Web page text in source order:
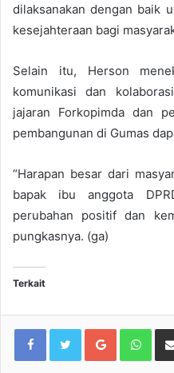
dilaksanakan dengan baik
kesejahteraan bagi
Selain itu, Herson
komunikasi dan
jajaran Forkopimda dan
pembangunan di Gumas
“Harapan besar dari
bapak ibu anggota
perubahan positif dan
pungkasnya. (ga)
Terkait
Google+